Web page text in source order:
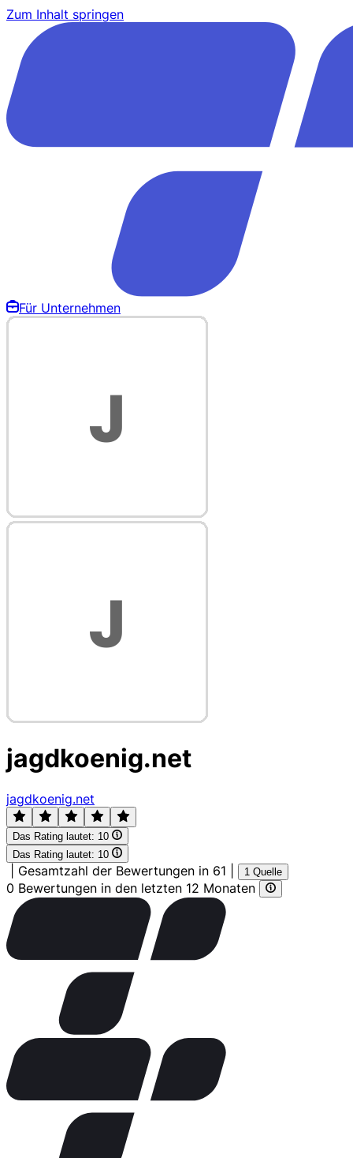
Zum Inhalt springen
Für Unternehmen
jagdkoenig.net
jagdkoenig.net
Das Rating lautet: 10
Das Rating lautet: 10
Gesamtzahl der Bewertungen in 61 1 Quelle
0 Bewertungen in den letzten 12 Monaten